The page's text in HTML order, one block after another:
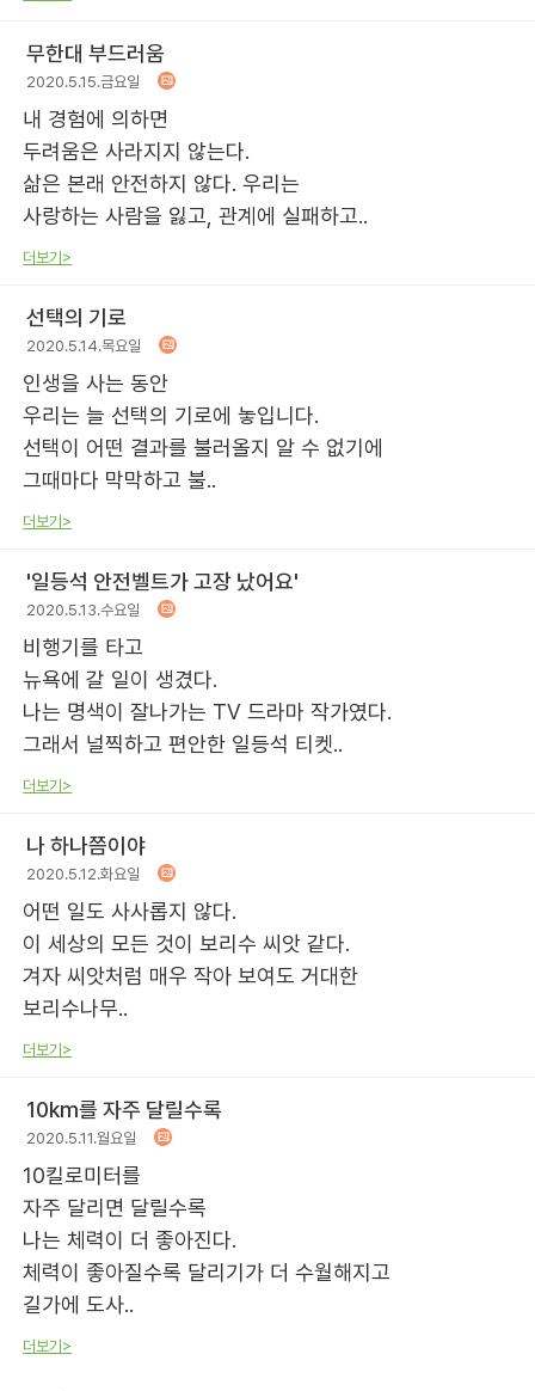
무한대 부드러움
2020.5.15.금요일
내 경험에 의하면
두려움은 사라지지 않는다.
삶은 본래 안전하지 않다. 우리는
사랑하는 사람을 잃고, 관계에 실패하고..
더보기>
선택의 기로
2020.5.14.목요일
인생을 사는 동안
우리는 늘 선택의 기로에 놓입니다.
선택이 어떤 결과를 불러올지 알 수 없기에
그때마다 막막하고 불..
더보기>
'일등석 안전벨트가 고장 났어요'
2020.5.13.수요일
비행기를 타고
뉴욕에 갈 일이 생겼다.
나는 명색이 잘나가는 TV 드라마 작가였다.
그래서 널찍하고 편안한 일등석 티켓..
더보기>
나 하나쯤이야
2020.5.12.화요일
어떤 일도 사사롭지 않다.
이 세상의 모든 것이 보리수 씨앗 같다.
겨자 씨앗처럼 매우 작아 보여도 거대한
보리수나무..
더보기>
10km를 자주 달릴수록
2020.5.11.월요일
10킬로미터를
자주 달리면 달릴수록
나는 체력이 더 좋아진다.
체력이 좋아질수록 달리기가 더 수월해지고
길가에 도사..
더보기>